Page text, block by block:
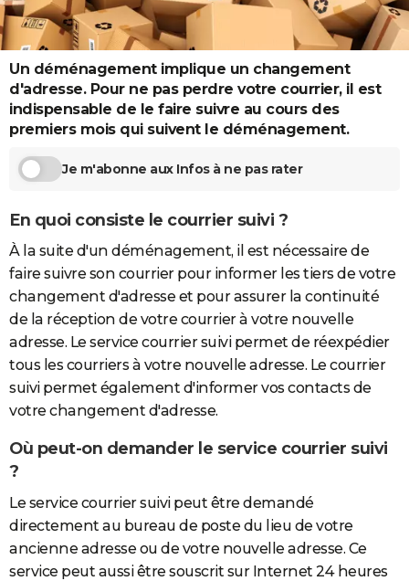
Destinations
City break
Voyage nature
Voyage de noces
Forum
Climat
+PHOTO
BONS PLANS
CARTE DE VOEUX
Carte de Noël
Carte Bonne année
Carte Saint-Valentin
Carte Pâques
Carte d'anniversaire
DICTIONNAIRE
COPAINS D'AVANT
S'inscrire
Se connecter
Lycées
Collèges
Primaires
Universités
Entreprises
Service militaire
Avis de recherche
AVIS DE DÉCÈS
FORUM
Bricolage
Lifestyle
Culture
Sport
Auto
Television
Voyage
Cinema
Un déménagement implique un changement
d'adresse. Pour ne pas perdre votre courrier, il est
indispensable de le faire suivre au cours des
premiers mois qui suivent le déménagement.
Je m'abonne aux Infos à ne pas rater
En quoi consiste le courrier suivi ?
À la suite d'un déménagement, il est nécessaire de
faire suivre son courrier pour informer les tiers de votre
changement d'adresse et pour assurer la continuité
de la réception de votre courrier à votre nouvelle
adresse. Le service courrier suivi permet de réexpédier
tous les courriers à votre nouvelle adresse. Le courrier
suivi permet également d'informer vos contacts de
votre changement d'adresse.
Où peut-on demander le service courrier suivi
?
Le service courrier suivi peut être demandé
directement au bureau de poste du lieu de votre
ancienne adresse ou de votre nouvelle adresse. Ce
service peut aussi être souscrit sur Internet 24 heures